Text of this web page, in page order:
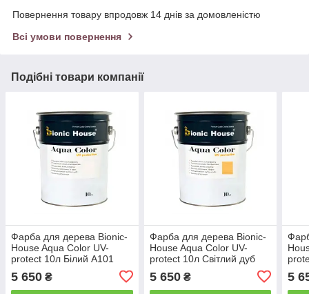
Повернення товару впродовж 14 днів за домовленістю
Всі умови повернення
Подібні товари компанії
Фарба для дерева Bionic-
House Aqua Color UV-
protect 10л Білий А101
5 650 ₴
Фарба для дерева Bionic-
House Aqua Color UV-
protect 10л Світлий дуб
5 650₴ 5